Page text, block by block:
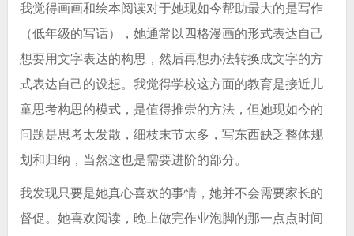
我觉得画画和绘本阅读对于她现如今帮助最大的是写作
（低年级的写话），她通常以四格漫画的形式表达自己
想要用文字表达的构思，然后再想办法转换成文字的方
式表达自己的设想。我觉得学校这方面的教育是接近儿
童思考构思的模式，是值得推崇的方法，但她现如今的
问题是思考太发散，细枝末节太多，写东西缺乏整体规
划和归纳，当然这也是需要进阶的部分。
我发现只要是她真心喜欢的事情，她并不会需要家长的
督促。她喜欢阅读，晚上做完作业泡脚的那一点点时间